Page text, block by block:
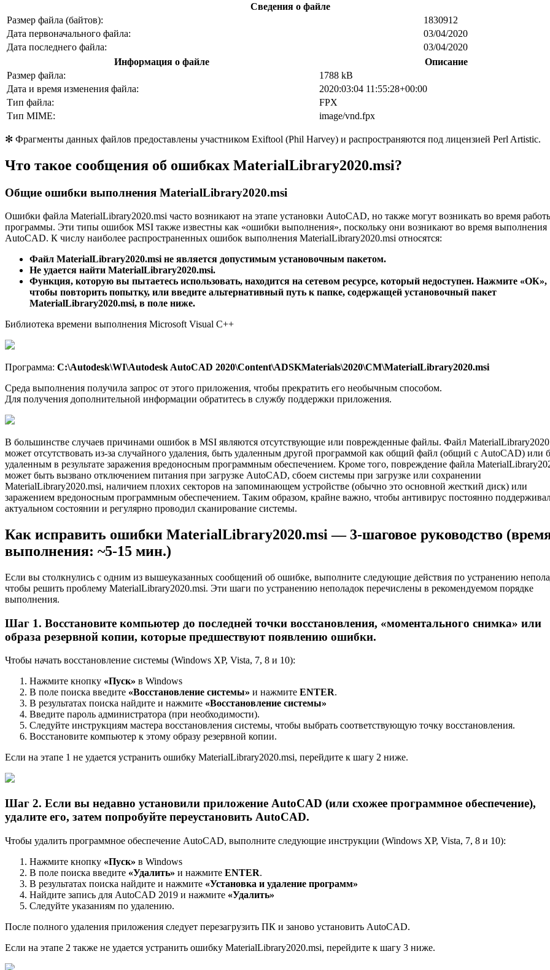
Сведения о файле
Размер файла (байтов):
1830912
Дата первоначального файла:
03/04/2020
Дата последнего файла:
03/04/2020
Информация о файле
Описание
Размер файла:
1788 kB
Дата и время изменения файла:
2020:03:04 11:55:28+00:00
Тип файла:
FPX
Тип MIME:
image/vnd.fpx
✻ Фрагменты данных файлов предоставлены участником Exiftool (Phil Harvey) и распространяются под лицензией Perl Artistic.
Что такое сообщения об ошибках MaterialLibrary2020.msi?
Общие ошибки выполнения MaterialLibrary2020.msi
Ошибки файла MaterialLibrary2020.msi часто возникают на этапе установки AutoCAD, но также могут возникать во время
программы. Эти типы ошибок MSI также известны как «ошибки выполнения», поскольку они возникают во время выполнения
AutoCAD. К числу наиболее распространенных ошибок выполнения MaterialLibrary2020.msi относятся:
Файл MaterialLibrary2020.msi не является допустимым установочным пакетом.
Не удается найти MaterialLibrary2020.msi.
Функция, которую вы пытаетесь использовать, находится на сетевом ресурсе, который недоступен. Нажмите «ОК»,
чтобы повторить попытку, или введите альтернативный путь к папке, содержащей установочный пакет
MaterialLibrary2020.msi, в поле ниже.
Библиотека времени выполнения Microsoft Visual C++
Программа: C:\Autodesk\WI\Autodesk AutoCAD 2020\Content\ADSKMaterials\2020\CM\MaterialLibrary2020.msi
Среда выполнения получила запрос от этого приложения, чтобы прекратить его необычным способом.
Для получения дополнительной информации обратитесь в службу поддержки приложения.
В большинстве случаев причинами ошибок в MSI являются отсутствующие или поврежденные файлы. Файл
может отсутствовать из-за случайного удаления, быть удаленным другой программой как общий файл (общий с AutoCAD) или
удаленным в результате заражения вредоносным программным обеспечением. Кроме того, повреждение файла
может быть вызвано отключением питания при загрузке AutoCAD, сбоем системы при загрузке или сохранении
MaterialLibrary2020.msi, наличием плохих секторов на запоминающем устройстве (обычно это основной жесткий диск) или
заражением вредоносным программным обеспечением. Таким образом, крайне важно, чтобы антивирус постоянно
актуальном состоянии и регулярно проводил сканирование системы.
Как исправить ошибки MaterialLibrary2020.msi — 3-шаговое руководство
выполнения: ~5-15 мин.)
Если вы столкнулись с одним из вышеуказанных сообщений об ошибке, выполните следующие действия по устранению
чтобы решить проблему MaterialLibrary2020.msi. Эти шаги по устранению неполадок перечислены в рекомендуемом порядке
выполнения.
Шаг 1. Восстановите компьютер до последней точки восстановления, «моментального снимка» или
образа резервной копии, которые предшествуют появлению ошибки.
Чтобы начать восстановление системы (Windows XP, Vista, 7, 8 и 10):
Нажмите кнопку «Пуск» в Windows
В поле поиска введите «Восстановление системы» и нажмите ENTER.
В результатах поиска найдите и нажмите «Восстановление системы»
Введите пароль администратора (при необходимости).
Следуйте инструкциям мастера восстановления системы, чтобы выбрать соответствующую точку восстановления.
Восстановите компьютер к этому образу резервной копии.
Если на этапе 1 не удается устранить ошибку MaterialLibrary2020.msi, перейдите к шагу 2 ниже.
Шаг 2. Если вы недавно установили приложение AutoCAD (или схожее программное обеспечение),
удалите его, затем попробуйте переустановить AutoCAD.
Чтобы удалить программное обеспечение AutoCAD, выполните следующие инструкции (Windows XP, Vista, 7, 8 и 10):
Нажмите кнопку «Пуск» в Windows
В поле поиска введите «Удалить» и нажмите ENTER.
В результатах поиска найдите и нажмите «Установка и удаление программ»
Найдите запись для AutoCAD 2019 и нажмите «Удалить»
Следуйте указаниям по удалению.
После полного удаления приложения следует перезагрузить ПК и заново установить AutoCAD.
Если на этапе 2 также не удается устранить ошибку MaterialLibrary2020.msi, перейдите к шагу 3 ниже.